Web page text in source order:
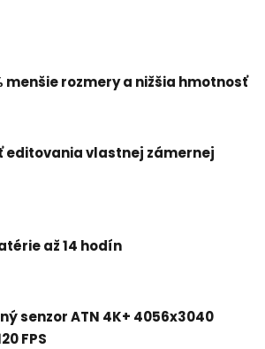
menšie rozmery a nižšia hmotnosť
editovania vlastnej zámernej
až 14 hodín
senzor ATN 4K+ 4056x3040
FPS